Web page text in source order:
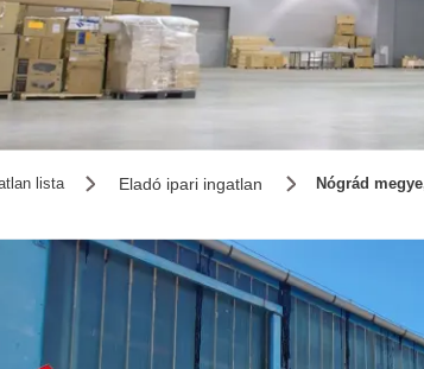
lista Eladó ipari ingatlan Nógrád